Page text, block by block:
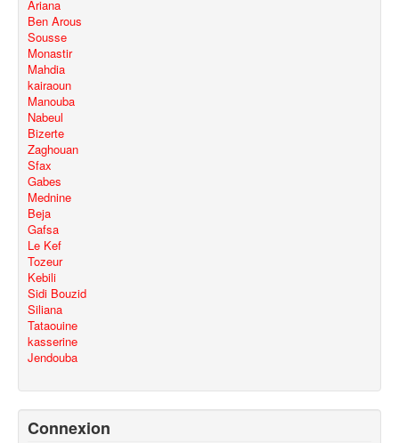
Ariana
Ben Arous
Sousse
Monastir
Mahdia
kairaoun
Manouba
Nabeul
Bizerte
Zaghouan
Sfax
Gabes
Mednine
Beja
Gafsa
Le Kef
Tozeur
Kebili
Sidi Bouzid
Siliana
Tataouine
kasserine
Jendouba
Connexion